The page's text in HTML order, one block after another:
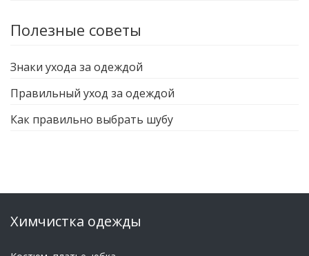
Полезные советы
Знаки ухода за одеждой
Правильный уход за одеждой
Как правильно выбрать шубу
Химчистка одежды